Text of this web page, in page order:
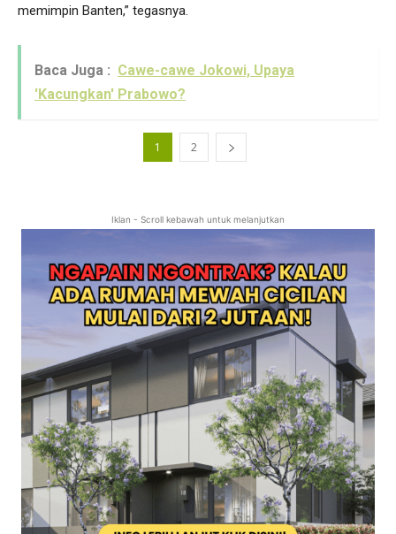
memimpin Banten,” tegasnya.
Baca Juga : Cawe-cawe Jokowi, Upaya
'Kacungkan' Prabowo?
1 2
Iklan - Scroll kebawah untuk melanjutkan